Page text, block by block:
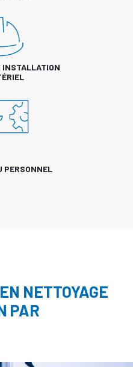
INSTALLATION
PERSONNEL
NETTOYAGE
PAR